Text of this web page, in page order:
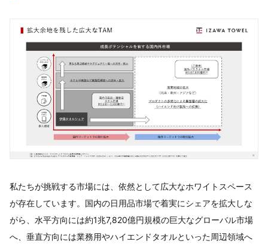
私たちが挑戦する市場には、依然として広大なホワイトスペース
が存在しています。国内の日用品市場で着実にシェアを拡大しな
がら、水平方向には約1兆7,820億円規模の巨大なグローバル市場
へ、垂直方向には業務用やハイエンドタオルといった周辺領域へ